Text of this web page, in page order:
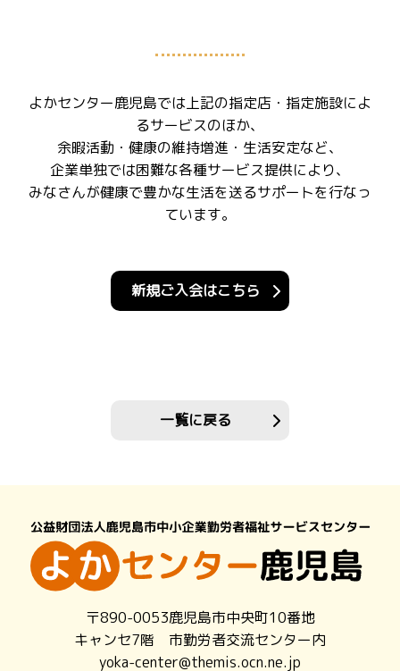
よかセンター鹿児島では上記の指定店・指定施設によ
るサービスのほか、
余暇活動・健康の維持増進・生活安定など、
企業単独では困難な各種サービス提供により、
みなさんが健康で豊かな生活を送るサポートを行なっ
ています。
新規ご入会はこちら
一覧に戻る
〒890-0053鹿児島市中央町10番地
キャンセ7階 市勤労者交流センター内
yoka-center@themis.ocn.ne.jp